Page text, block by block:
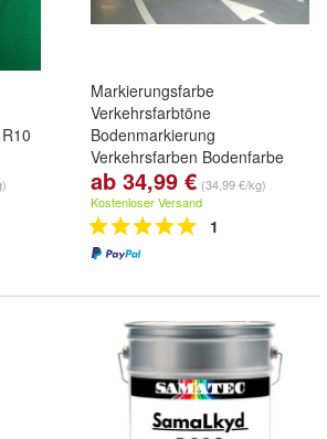
Markierungsfarbe
Verkehrsfarbtöne
Bodenmarkierung
Verkehrsfarben Bodenfarbe
ab 34,99 € (34,99 €/kg)
Kostenloser Versand
1